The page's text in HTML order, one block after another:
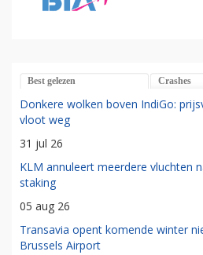
Best gelezen Crashes
Donkere wolken boven IndiGo:
vloot weg
31 jul 26
KLM annuleert meerdere vluchten
staking
05 aug 26
Transavia opent komende winter
Brussels Airport